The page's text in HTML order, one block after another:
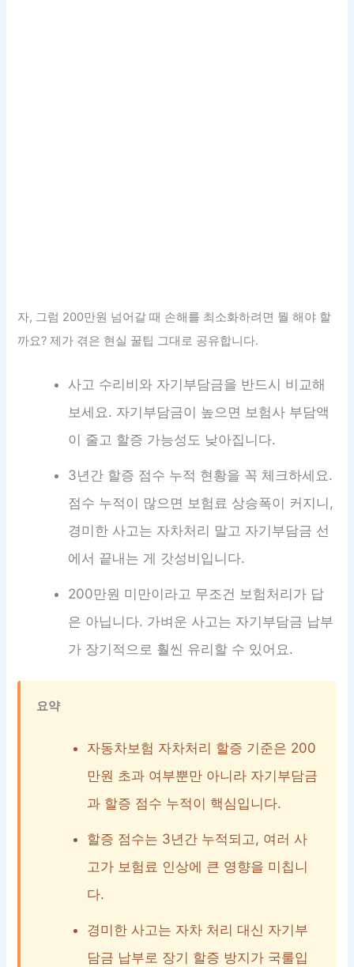
자, 그럼 200만원 넘어갈 때 손해를 최소화하려면 뭘 해야 할
까요? 제가 겪은 현실 꿀팁 그대로 공유합니다.
사고 수리비와 자기부담금을 반드시 비교해
보세요. 자기부담금이 높으면 보험사 부담액
이 줄고 할증 가능성도 낮아집니다.
3년간 할증 점수 누적 현황을 꼭 체크하세요.
점수 누적이 많으면 보험료 상승폭이 커지니,
경미한 사고는 자차처리 말고 자기부담금 선
에서 끝내는 게 갓성비입니다.
200만원 미만이라고 무조건 보험처리가 답
은 아닙니다. 가벼운 사고는 자기부담금 납부
가 장기적으로 훨씬 유리할 수 있어요.
요약
자동차보험 자차처리 할증 기준은 200
만원 초과 여부뿐만 아니라 자기부담금
과 할증 점수 누적이 핵심입니다.
할증 점수는 3년간 누적되고, 여러 사
고가 보험료 인상에 큰 영향을 미칩니
다.
경미한 사고는 자차 처리 대신 자기부
담금 납부로 장기 할증 방지가 국룰입